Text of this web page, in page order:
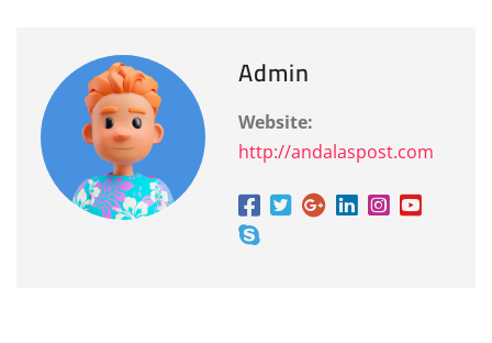
Admin
Website:
http://andalaspost.com